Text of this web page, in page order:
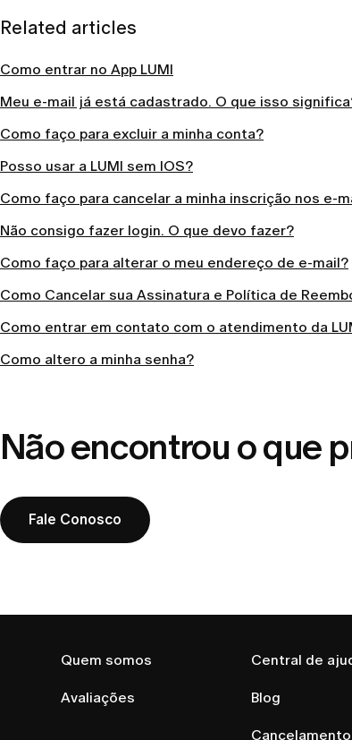
Related articles
Como entrar no App LUMI
Meu e-mail já está cadastrado. O que isso
Como faço para excluir a minha conta?
Posso usar a LUMI sem IOS?
Como faço para cancelar a minha inscrição nos e-
Não consigo fazer login. O que devo fazer?
Como faço para alterar o meu endereço de e-mail?
Como Cancelar sua Assinatura e Política de
Como entrar em contato com o atendimento da
Como altero a minha senha?
Não encontrou o que
Fale Conosco
Quem somos
Avaliações
Central de
Blog